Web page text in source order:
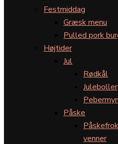
Festmiddag
Græsk menu
Pulled pork
Højtider
Jul
Rødkål
Juleboller
Påske
venner